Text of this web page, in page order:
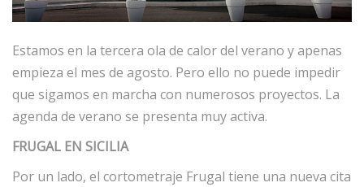
Estamos en la tercera ola de calor del verano y apenas
empieza el mes de agosto. Pero ello no puede impedir
que sigamos en marcha con numerosos proyectos. La
agenda de verano se presenta muy activa.
FRUGAL EN SICILIA
Por un lado, el cortometraje Frugal tiene una nueva cita